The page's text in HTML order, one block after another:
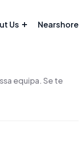
Us Nearshore
equipa. Se te